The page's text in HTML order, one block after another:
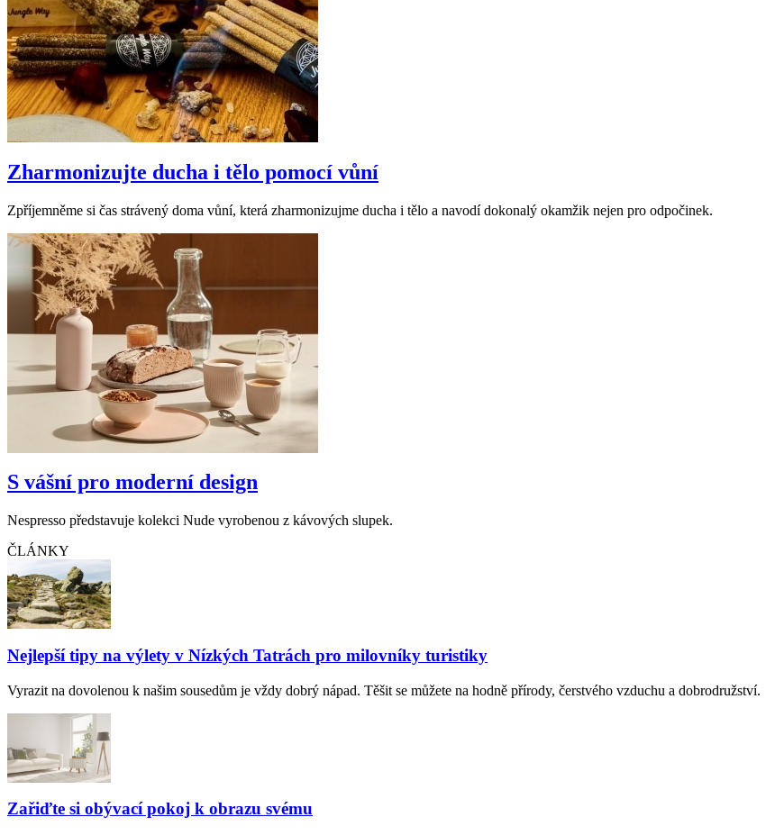
Zharmonizujte ducha i tělo pomocí vůní
Zpříjemněme si čas strávený doma vůní, která zharmonizujme ducha i tělo a navodí dokonalý okamžik nejen pro odpočinek.
S vášní pro moderní design
Nespresso představuje kolekci Nude vyrobenou z kávových slupek.
ČLÁNKY
Nejlepší tipy na výlety v Nízkých Tatrách pro milovníky turistiky
Vyrazit na dovolenou k našim sousedům je vždy dobrý nápad. Těšit se můžete na hodně přírody, čerstvého vzduchu a dobrodružství.
Zařiďte si obývací pokoj k obrazu svému